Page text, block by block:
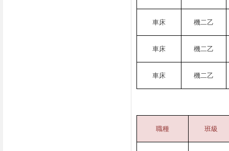
車床 機二乙
車床 機二乙
車床 機二乙
職種 班級